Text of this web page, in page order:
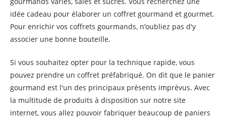
idée cadeau pour élaborer un coffret gourmand et gourmet.
Pour enrichir vos coffrets gourmands, n’oubliez pas d'y
associer une bonne bouteille.
Si vous souhaitez opter pour la technique rapide, vous
pouvez prendre un coffret préfabriqué. On dit que le panier
gourmand est l'un des principaux présents imprévus. Avec
la multitude de produits à disposition sur notre site
internet, vous allez pouvoir fabriquer beaucoup de paniers